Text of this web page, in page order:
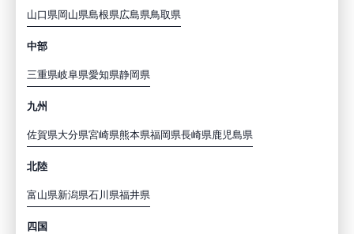
山口県岡山県島根県広島県鳥取県
中部
三重県岐阜県愛知県静岡県
九州
佐賀県大分県宮崎県熊本県福岡県長崎県鹿児島県
北陸
富山県新潟県石川県福井県
四国